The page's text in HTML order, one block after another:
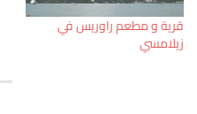
قرية و مطعم راوريس في
زيلامسي